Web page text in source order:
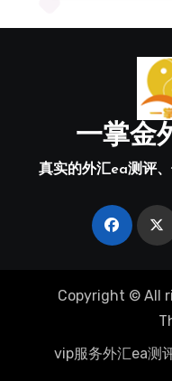
一掌金
真实的外汇ea测评
Copyright © All
vip服务外汇ea测